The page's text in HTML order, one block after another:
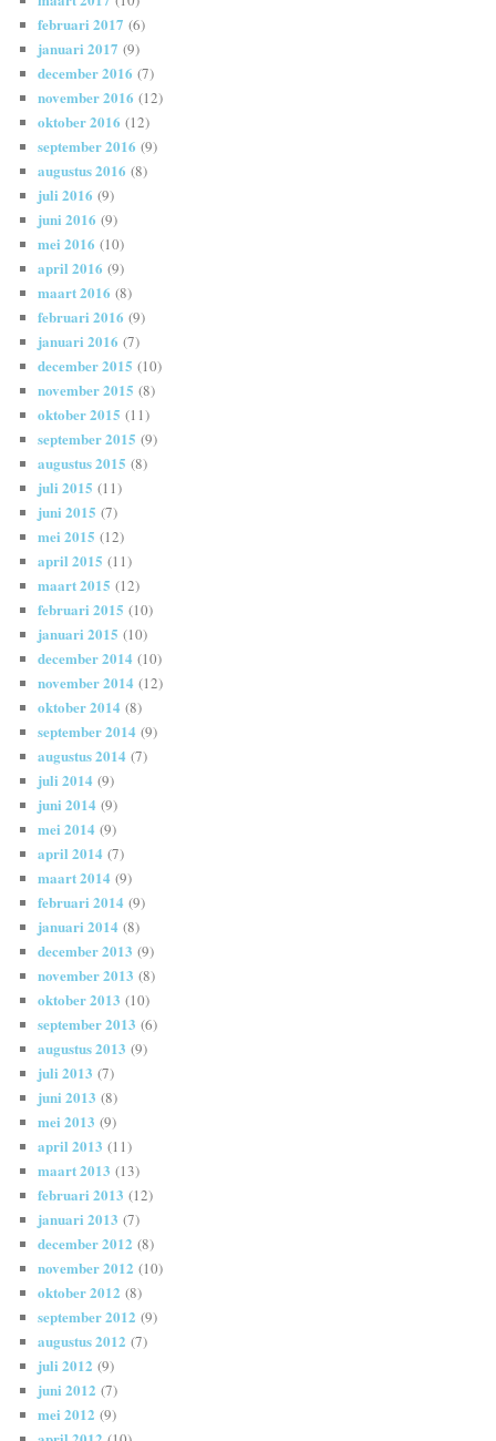
februari 2017 (6)
januari 2017 (9)
december 2016 (7)
november 2016 (12)
oktober 2016 (12)
september 2016 (9)
augustus 2016 (8)
juli 2016 (9)
juni 2016 (9)
mei 2016 (10)
april 2016 (9)
maart 2016 (8)
februari 2016 (9)
januari 2016 (7)
december 2015 (10)
november 2015 (8)
oktober 2015 (11)
september 2015 (9)
augustus 2015 (8)
juli 2015 (11)
juni 2015 (7)
mei 2015 (12)
april 2015 (11)
maart 2015 (12)
februari 2015 (10)
januari 2015 (10)
december 2014 (10)
november 2014 (12)
oktober 2014 (8)
september 2014 (9)
augustus 2014 (7)
juli 2014 (9)
juni 2014 (9)
mei 2014 (9)
april 2014 (7)
maart 2014 (9)
februari 2014 (9)
januari 2014 (8)
december 2013 (9)
november 2013 (8)
oktober 2013 (10)
september 2013 (6)
augustus 2013 (9)
juli 2013 (7)
juni 2013 (8)
mei 2013 (9)
april 2013 (11)
maart 2013 (13)
februari 2013 (12)
januari 2013 (7)
december 2012 (8)
november 2012 (10)
oktober 2012 (8)
september 2012 (9)
augustus 2012 (7)
juli 2012 (9)
juni 2012 (7)
mei 2012 (9)